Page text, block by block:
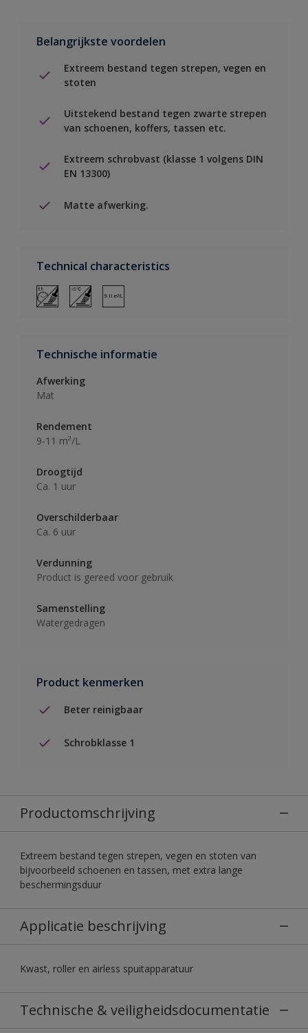
Belangrijkste voordelen
Extreem bestand tegen strepen, vegen en
stoten
Uitstekend bestand tegen zwarte strepen
van schoenen, koffers, tassen etc.
Extreem schrobvast (klasse 1 volgens DIN
EN 13300)
Matte afwerking.
Technical characteristics
Technische informatie
Afwerking
Mat
Rendement
9-11 m²/L
Droogtijd
Ca. 1 uur
Overschilderbaar
Ca. 6 uur
Verdunning
Product is gereed voor gebruik
Samenstelling
Watergedragen
Product kenmerken
Beter reinigbaar
Schrobklasse 1
Productomschrijving
Extreem bestand tegen strepen, vegen en stoten van
bijvoorbeeld schoenen en tassen, met extra lange
beschermingsduur
Applicatie beschrijving
Kwast, roller en airless spuitapparatuur
Technische & veiligheidsdocumentatie